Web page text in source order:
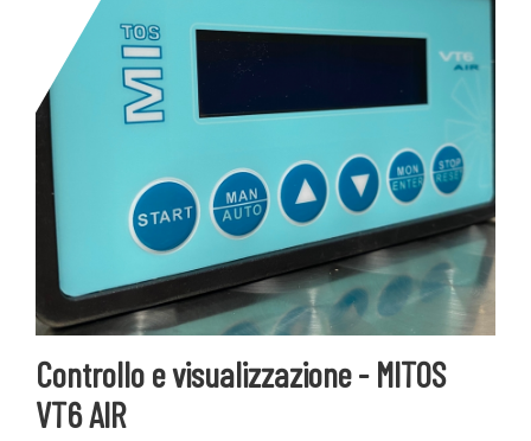
Controllo e visualizzazione - MITOS
VT6 AIR